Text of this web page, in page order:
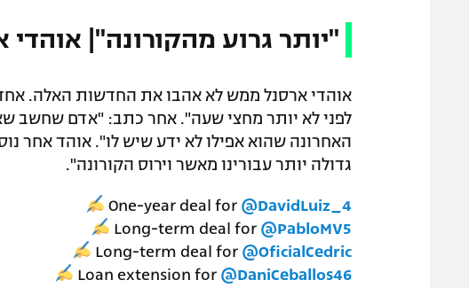
"יותר גרוע מהקורונה"|
אוהדי ארסנל ממש לא אהבו את החדשות האלה. אחד
לפני לא יותר מחצי שעה". אחר כתב: "אדם שחשב
האחרונה שהוא אפילו לא ידע שיש לו". אוהד אחר
גדולה יותר עבורינו מאשר וירוס הקורונה".
One-year deal for @DavidLuiz_4
Long-term deal for @PabloMV5
Long-term deal for @OficialCedric
Loan extension for @DaniCeballos46